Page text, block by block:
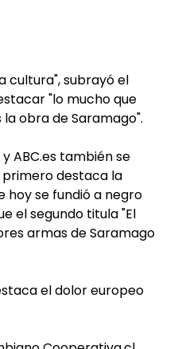
cultura", subrayó el
"lo mucho que
obra de Saramago".
ABC.es también se
destaca la
hoy se fundió a negro
el segundo titula "El
armas de Saramago
el dolor europeo